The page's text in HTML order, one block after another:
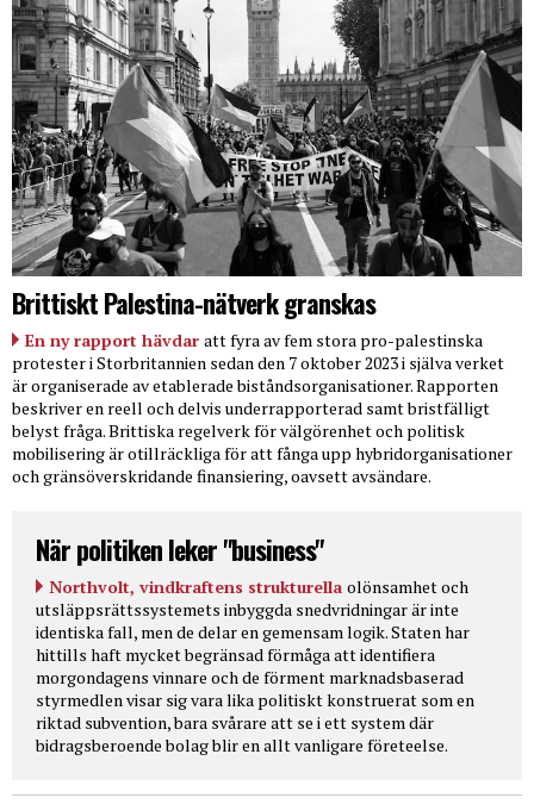
Brittiskt Palestina-nätverk granskas
En ny rapport hävdar att fyra av fem stora pro-palestinska
protester i Storbritannien sedan den 7 oktober 2023 i själva verket
är organiserade av etablerade biståndsorganisationer. Rapporten
beskriver en reell och delvis underrapporterad samt bristfälligt
belyst fråga. Brittiska regelverk för välgörenhet och politisk
mobilisering är otillräckliga för att fånga upp hybridorganisationer
och gränsöverskridande finansiering, oavsett avsändare.
När politiken leker "business"
Northvolt, vindkraftens strukturella olönsamhet och
utsläppsrättssystemets inbyggda snedvridningar är inte
identiska fall, men de delar en gemensam logik. Staten har
hittills haft mycket begränsad förmåga att identifiera
morgondagens vinnare och de förment marknadsbaserad
styrmedlen visar sig vara lika politiskt konstruerat som en
riktad subvention, bara svårare att se i ett system där
bidragsberoende bolag blir en allt vanligare företeelse.